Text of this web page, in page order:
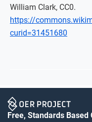
William Clark, CC0.
https://
curid=31451680
Free, Standards